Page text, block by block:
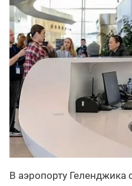
В аэропорту Геленджика